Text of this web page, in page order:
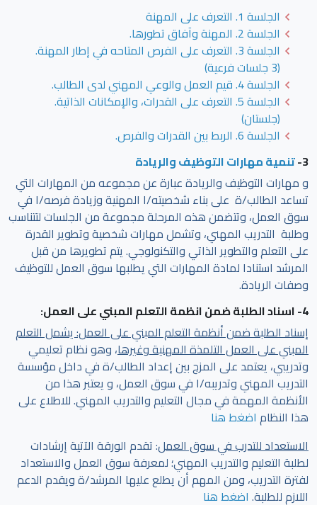
الجلسة 1. التعرف على المهنة
الجلسة 2. المهنة وآفاق تطورها.
الجلسة 3. التعرف على الفرص المتاحه في إطار المهنة.
(3 جلسات فرعية)
الجلسة 4. قيم العمل والوعي المهني لدى الطالب.
الجلسة 5. التعرف على القدرات، والإمكانات الذاتية.
(جلستان)
الجلسة 6. الربط بين القدرات والفرص.
3- تنمية مهارات التوظيف والريادة
و مهارات التوظيف والريادة عبارة عن مجموعه من المهارات التي
تساعد الطالب/ة على بناء شخصيته/ا المهنية وزيادة فرصه/ا في
سوق العمل، وتتضمن هذه المرحلة مجموعة من الجلسات لتتناسب
وطلبة التدريب المهني، وتشمل مهارات شخصية وتطوير القدرة
على التعلم والتطوير الذاتي والتكنولوجي. يتم تطويرها من قبل
المرشد استنادا لمادة المهارات التي يطلبها سوق العمل للتوظيف
وصفات الريادة.
4- اسناد الطلبة ضمن انظمة التعلم المبني على العمل:
إسناد الطلبة ضمن أنظمة التعلم المبني على العمل: يشمل التعلم
المبني على العمل التلمذة المهنية وغيرها، وهو نظام تعليمي
وتدريبي، يعتمد على المزج بين إعداد الطالب/ة في داخل مؤسسة
التدريب المهني وتدريبه/ا في سوق العمل، و يعتبر هذا من
الأنظمة المهمة في مجال التعليم والتدريب المهني. للاطلاع على
هذا النظام اضغط هنا
الاستعداد للتدرب في سوق العمل: تقدم الورقة الآتية إرشادات
لطلبة التعليم والتدريب المهني؛ لمعرفة سوق العمل والاستعداد
لفترة التدريب، ومن المهم أن يطلع عليها المرشد/ة ويقدم الدعم
اللازم للطلبة. اضغط هنا